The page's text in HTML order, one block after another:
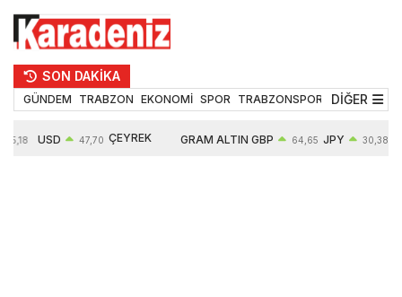
SON DAKİKA
GÜNDEM TRABZON EKONOMİ SPOR TRABZONSPOR TEKNOLOJİ
DİĞER
55,18 USD 47,70 ÇEYREK GRAM ALTIN GBP 64,65 JPY 30,38